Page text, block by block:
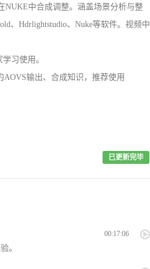
NUKE中合成调整。涵盖场景分析与整
、Hdrlightstudio、Nuke等软件。视频中
习使用。
输出、合成知识，推荐使用
已更新完毕
。
00:17:06